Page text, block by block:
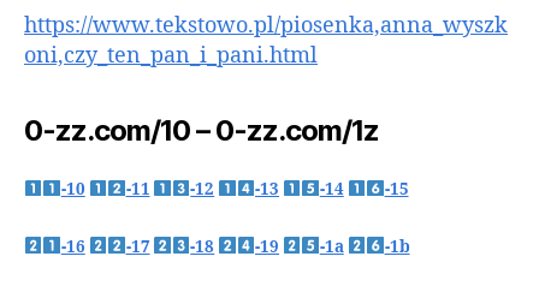
https://www.tekstowo.pl/piosenka,anna_wyszk
oni,czy_ten_pan_i_pani.html
0-zz.com/10 – 0-zz.com/1z
-10 -11 -12 -13 -14 -15
-16 -17 -18 -19 -1a -1b